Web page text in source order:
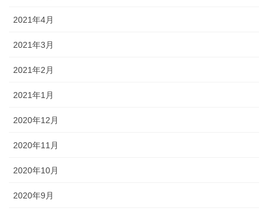
2021年4月
2021年3月
2021年2月
2021年1月
2020年12月
2020年11月
2020年10月
2020年9月